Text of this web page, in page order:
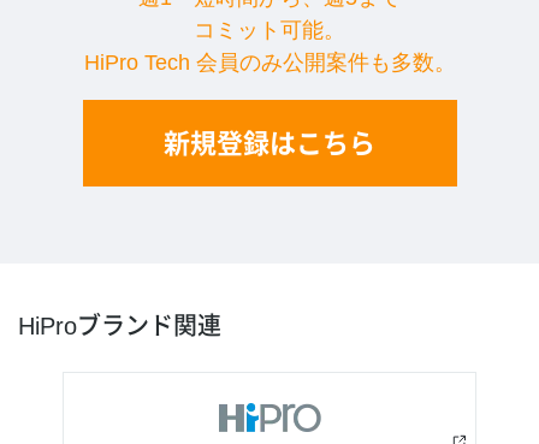
コミット可能。
HiPro Tech 会員のみ公開案件も多数。
新規登録はこちら
HiProブランド関連